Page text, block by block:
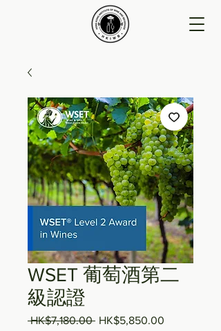
WSET 葡萄酒第二
級認證
HK$7,180.00 一般價格
HK$5,850.00